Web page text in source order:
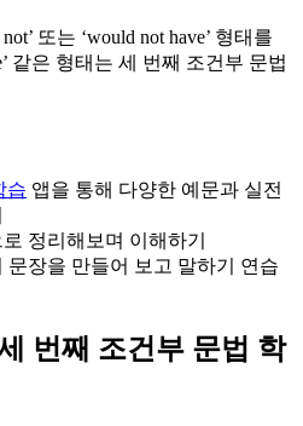
또는 ‘would not have’ 형태를
같은 형태는 세 번째 조건부 문법
습 앱을 통해 다양한 예문과 실전
정리해보며 이해하기
문장을 만들어 보고 말하기 연습
번째 조건부 문법 학